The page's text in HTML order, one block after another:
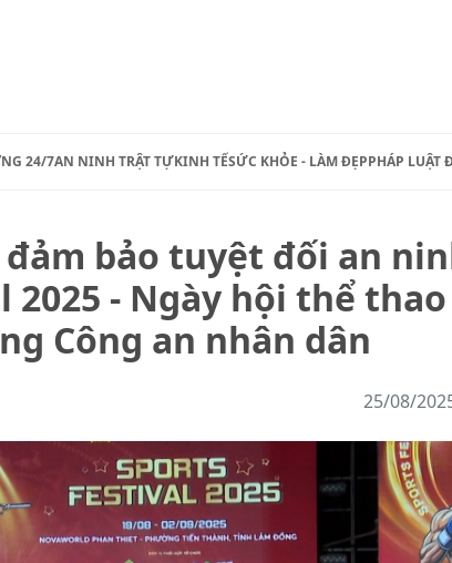
24/7AN NINH TRẬT TỰKINH TẾSỨC KHỎE - LÀM ĐẸPPHÁP LUẬT
bảo tuyệt đối an
- Ngày hội thể thao
Công an nhân dân
25/08/